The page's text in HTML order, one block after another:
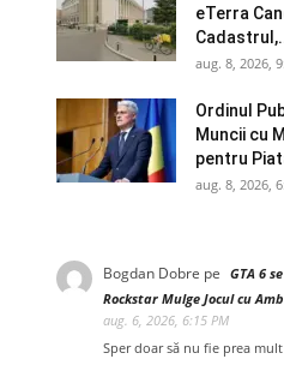
eTerra
aug. 8, 2026,
Ordinul
Muncii cu
pentru
aug. 8, 2026,
Bogdan Dobre pe GTA 6
Rockstar Mulge Jocul cu
aug. 6, 2026, 6:15 PM
Sper doar să nu fie prea